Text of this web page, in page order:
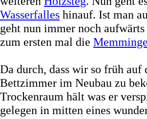
Wasserfalles hinauf. Ist man
geht nun immer noch
zum ersten mal die
Da durch, dass wir so früh
Bettzimmer im Neubau zu
Trockenraum hält was er
gelegen in mitten eines